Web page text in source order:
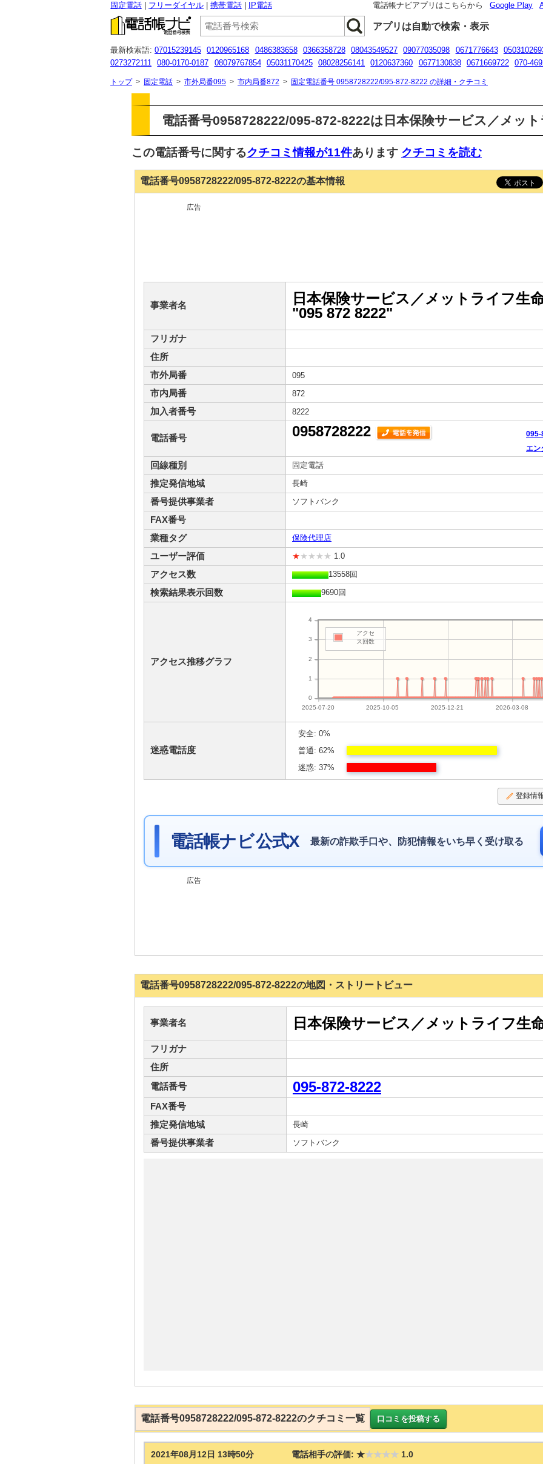
固定電話 フリーダイヤル 携帯電話 IP電話 電話帳ナビアプリはこちらから Google Play
アプリは自動で検索・表示
最新検索語: 07015239145 0120965168 0486383658 0366358728 08043549527 09077035098 0671776643
0273272111
080-0170-0187 08079767854 05031170425 08028256141 0120637360 0677130838 0671669722 070-
トップ> 固定電話 > 市外局番095 > 市内局番872 > 固定電話番号 0958728222/095-872-8222 の詳細・クチコミ
電話番号0958728222/095-872-8222は日本保険サービス／メッ
この電話番号に関するクチコミ情報が11件あります クチコミを読む
電話番号0958728222/095-872-8222の基本情報
広告
事業者名
日本保険サービス／メットライフ生
"095 872 8222"
フリガナ
住所
市外局番
095
市内局番 872
加入者番号 8222
電話番号
095-
エン
0958728222
回線種別 固定電話
推定発信地域 長崎
番号提供事業者 ソフトバンク
FAX番号
業種タグ
保険代理店
ユーザー評価 ★★★★★ 1.0
アクセス数 13558回
検索結果表示回数 9690回
アクセス推移グラフ
2025-07-20 2025-10-05 2025-12-21 2026-03-08
0
1
2
3
4
アクセ
ス回数
迷惑電話度
安全: 0%
普通: 62%
迷惑: 37%
登録情
電話帳ナビ 公式X 最新の詐欺手口や、防犯情報をいち早く受け取る
広告
電話番号0958728222/095-872-8222の地図・ストリートビュー
事業者名 日本保険サービス／メットライフ生
フリガナ
住所
電話番号
095-872-8222
FAX番号
推定発信地域
長崎
番号提供事業者 ソフトバンク
電話番号0958728222/095-872-8222のクチコミ一覧 口コミを投稿する
2021年08月12日 13時50分 電話相手の評価: ★★★★★1.0